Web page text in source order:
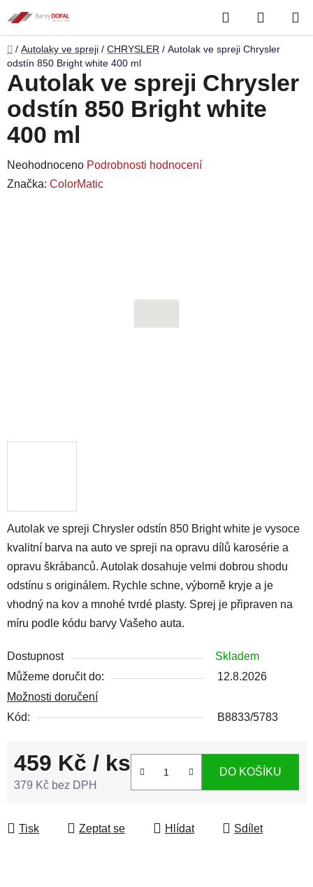
na
obsah
Hledat
KOŠÍK
Domů
/ Autolaky ve spreji / CHRYSLER / Autolak ve spreji Chrysler
odstín 850 Bright white 400 ml
Autolak ve spreji Chrysler odstín 850 Bright white je vysoce
kvalitní barva na auto ve spreji na opravu dílů karosérie a
opravu škrábanců. Autolak dosahuje velmi dobrou shodu
odstínu s originálem. Rychle schne, výborně kryje a je
vhodný na kov a mnohé tvrdé plasty. Sprej je připraven na
míru podle kódu barvy Vašeho auta.
Dostupnost
Skladem
Můžeme doručit do:
12.8.2026
Možnosti doručení
Kód:
B8833/5783
459 Kč / ks
379 Kč bez DPH
DO KOŠÍKU
Tisk Zeptat se Hlídat Sdílet
Autolak ve spreji Chrysler
odstín 850 Bright white
400 ml
Průměrné
hodnocení
Neohodnoceno Podrobnosti hodnocení
Značka: ColorMatic